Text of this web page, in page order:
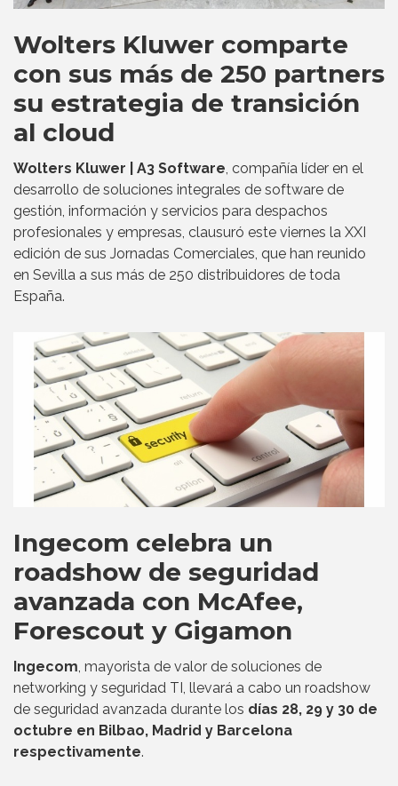
Wolters Kluwer comparte
con sus más de 250 partners
su estrategia de transición
al cloud
Wolters Kluwer | A3 Software , compañía líder en el
desarrollo de soluciones integrales de software de
gestión, información y servicios para despachos
profesionales y empresas, clausuró este viernes la XXI
edición de sus Jornadas Comerciales, que han reunido
en Sevilla a sus más de 250 distribuidores de toda
España.
Ingecom celebra un
roadshow de seguridad
avanzada con McAfee,
Forescout y Gigamon
Ingecom, mayorista de valor de soluciones de
networking y seguridad TI, llevará a cabo un roadshow
de seguridad avanzada durante los días 28, 29 y 30 de
octubre en Bilbao, Madrid y Barcelona
respectivamente.